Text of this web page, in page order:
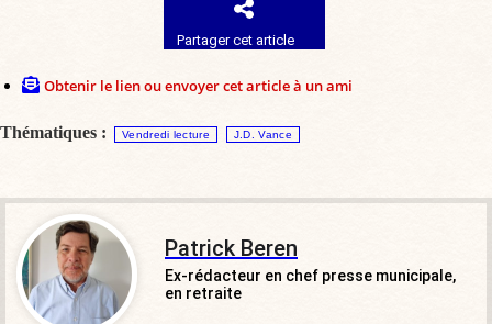
Partager cet article
Obtenir le lien ou envoyer cet article à un ami
Thématiques : Vendredi lecture J.D. Vance
Patrick Beren
Ex-rédacteur en chef presse municipale,
en retraite